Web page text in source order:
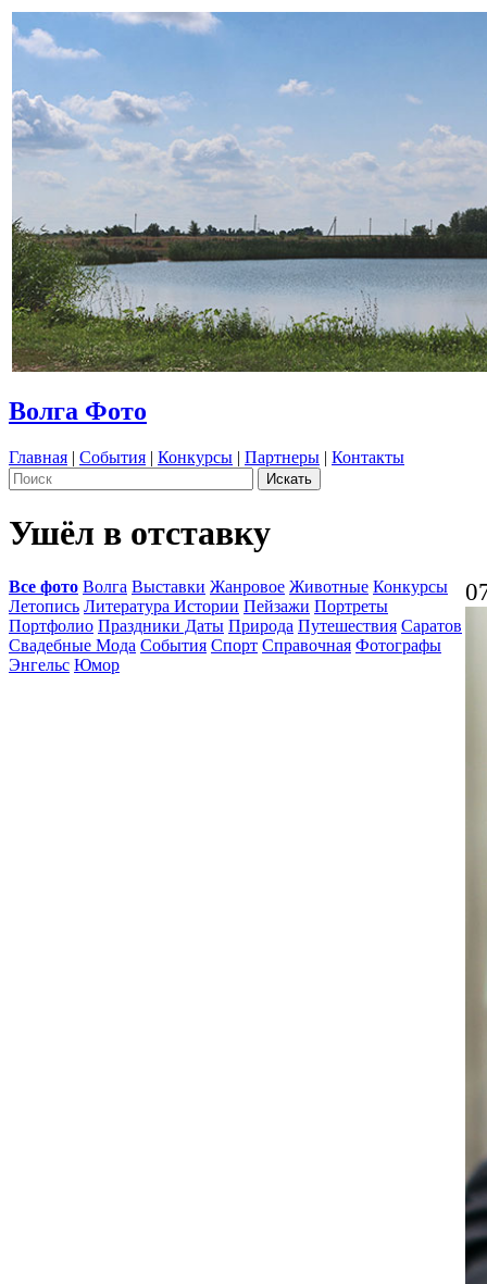
Волга Фото
Главная | События | Конкурсы | Партнеры | Контакты
Ушёл в отставку
Все фото Волга Выставки Жанровое Животные Конкурсы
Летопись Литература Истории Пейзажи Портреты
Портфолио Праздники Даты Природа Путешествия Саратов
Свадебные Мода События Спорт Справочная Фотографы
Энгельс Юмор